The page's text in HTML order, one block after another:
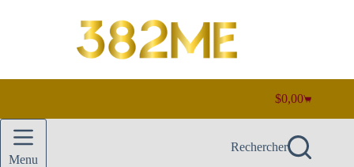
Panier
d’achat
$0,00
Menu
Rechercher